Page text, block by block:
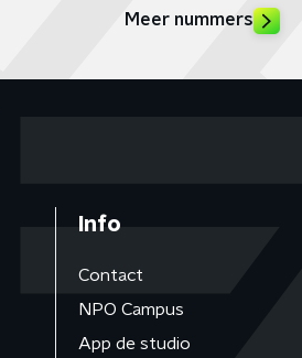
Meer nummers
Info
Contact
NPO Campus
App de studio